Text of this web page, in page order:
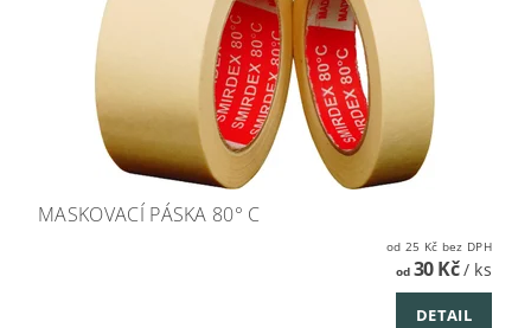
MASKOVACÍ PÁSKA 80° C
od 25 Kč bez DPH
od30 Kč/ ks
DETAIL